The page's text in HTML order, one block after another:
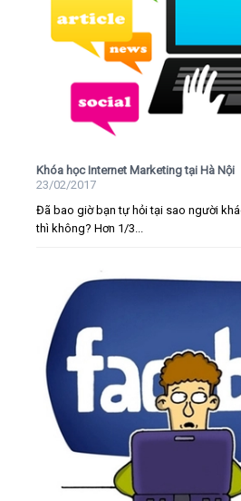
Khóa học Internet Marketing tại Hà Nội
23/02/2017
Đã bao giờ bạn tự hỏi tại sao người
thì không? Hơn 1/3...